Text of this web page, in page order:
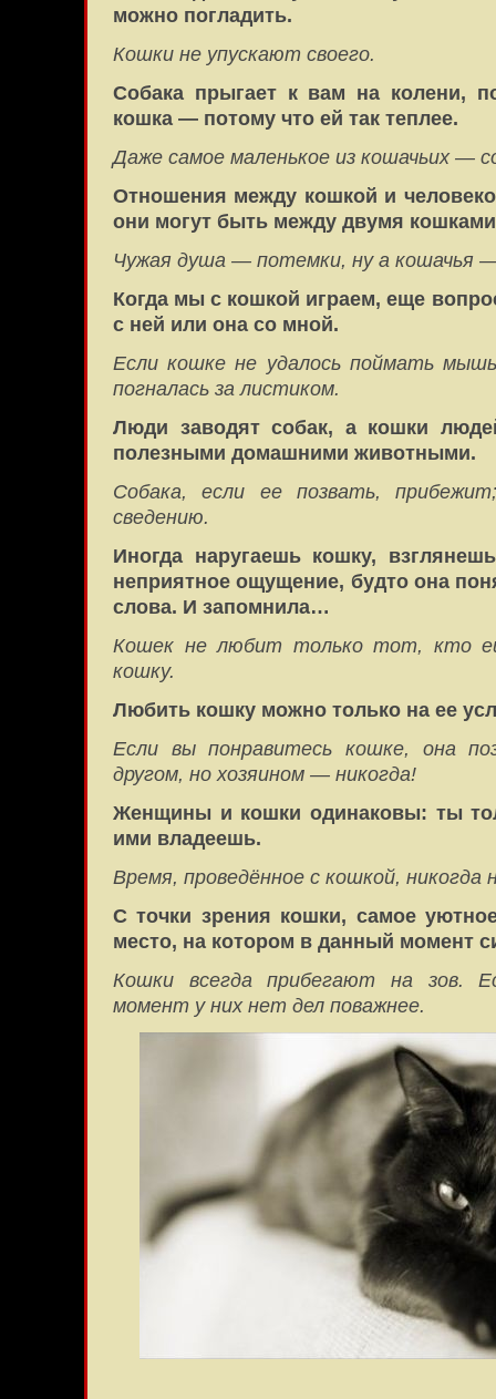
можно погладить.
Кошки не упускают своего.
Собака прыгает к вам на колени,
кошка — потому что ей так теплее.
Даже самое маленькое из кошачьих —
Отношения между кошкой и
они могут быть между двумя
Чужая душа — потемки, ну а кошачья
Когда мы с кошкой играем, еще
с ней или она со мной.
Если кошке не удалось поймать
погналась за листиком.
Люди заводят собак, а кошки
полезными домашними животными.
Собака, если ее позвать,
сведению.
Иногда наругаешь кошку,
неприятное ощущение, будто она
слова. И запомнила…
Кошек не любит только тот, кто
кошку.
Любить кошку можно только на ее
Если вы понравитесь кошке, она
другом, но хозяином — никогда!
Женщины и кошки одинаковы: ты
ими владеешь.
Время, проведённое с кошкой, никогда
С точки зрения кошки, самое
место, на котором в данный момент
Кошки всегда прибегают на зов.
момент у них нет дел поважнее.